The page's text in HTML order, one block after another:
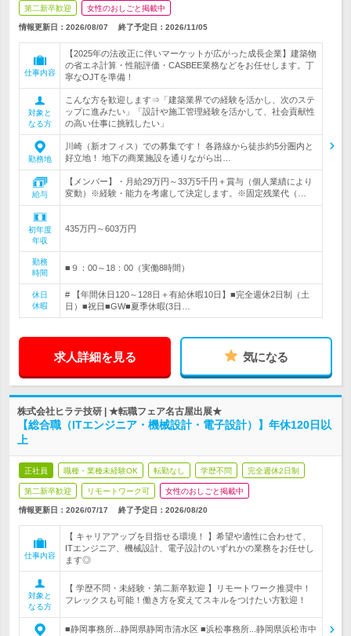
第二新卒歓迎 女性のおしごと掲載中
情報更新日：2026/08/07 終了予定日： 2026/11/05
仕事内容
【2025年の法改正に伴いマーケットが広がった成長企業】建築物
の省エネ計算・性能評価・CASBEE業務などをお任せします。丁
寧なOJTを準備！
対象と
なる方
こんな方を歓迎します⇒「建築業界での経験を活かし、次のステ
ップに進みたい」「設計や施工管理経験を活かして、社会貢献性
の高い仕事に挑戦したい」
勤務地
川崎（新オフィス）での募集です！ 各路線から徒歩約5分圏内と
好立地！ 地下の商業施設を通りながら出…
給与
【メンバー】・月給29万円～33万5千円＋賞与（個人業績により
変動）※経験・能力を考慮して決定します。※固定残業代（…
初年度
年収
435万円～603万円
勤務
時間
■９：00～18：00（実働8時間）
休日
休暇
# 【年間休日120～128日＋有給休暇10日】■完全週休2日制（土
日）■祝日■GW■夏季休暇(3日…
求人詳細を見る 気になる
株式会社ヒラテ技研 | ★転職フェア名古屋出展★
【総合職（ITエンジニア・機械設計・電子設計）】年休120日以
上
正社員 職種・業種未経験OK 転勤なし 学歴不問 完全週休2日制
第二新卒歓迎 リモートワーク可 女性のおしごと掲載中
情報更新日：2026/07/17 終了予定日： 2026/08/20
仕事内容
【 キャリアアップを目指せる環境！ 】希望や適性に合わせて、
ITエンジニア、機械設計、電子設計のいずれかの業務をお任せし
ます◎
対象と
なる方
【 学歴不問・未経験・第二新卒歓迎 】リモートワーク推奨中！
フレックスも可能！働き方を変えてスキルをつけたい方歓迎！
■静岡事務所...静岡県静岡市清水区 ■浜松事務所...静岡県浜松市中